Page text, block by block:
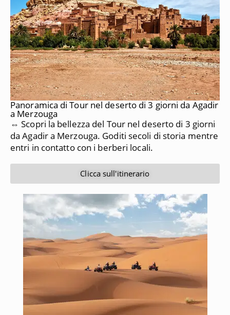
Panoramica di Tour nel deserto di 3 giorni da Agadir
a Merzouga
⇔ Scopri la bellezza del Tour nel deserto di 3 giorni
da Agadir a Merzouga. Goditi secoli di storia mentre
entri in contatto con i berberi locali.
Clicca sull'itinerario